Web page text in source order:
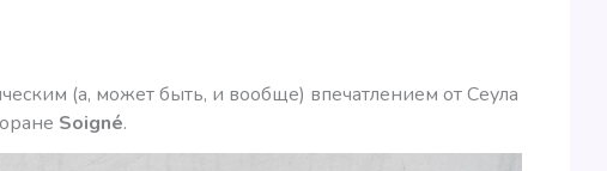
(а, может быть, и вообще) впечатлением от Сеула
Soigné.